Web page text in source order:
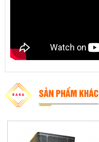
SẢN PHẨM KHÁC